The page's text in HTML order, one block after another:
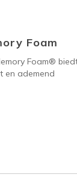
Foam
Foam®
en ademend